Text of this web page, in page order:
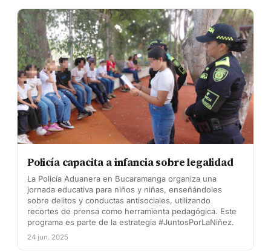
Policía capacita a infancia sobre legalidad
La Policía Aduanera en Bucaramanga organiza una
jornada educativa para niños y niñas, enseñándoles
sobre delitos y conductas antisociales, utilizando
recortes de prensa como herramienta pedagógica. Este
programa es parte de la estrategia #JuntosPorLaNiñez.
24 jun. 2025